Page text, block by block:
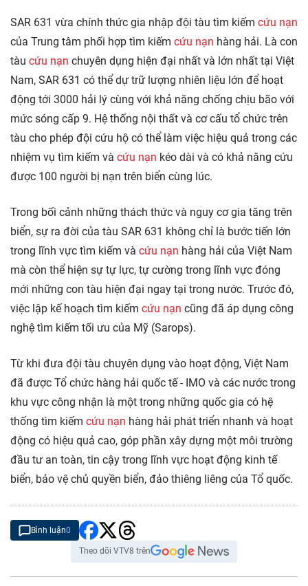
SAR 631 vừa chính thức gia nhập đội tàu tìm kiếm cứu nạn
của Trung tâm phối hợp tìm kiếm cứu nạn hàng hải. Là con
tàu cứu nạn chuyên dụng hiện đại nhất và lớn nhất tại Việt
Nam, SAR 631 có thể dự trữ lượng nhiên liệu lớn để hoạt
động tới 3000 hải lý cùng với khả năng chống chịu bão với
mức sóng cấp 9. Hệ thống nội thất và cơ cấu tổ chức trên
tàu cho phép đội cứu hộ có thể làm việc hiệu quả trong các
nhiệm vụ tìm kiếm và cứu nạn kéo dài và có khả năng cứu
được 100 người bị nạn trên biển cùng lúc.
Trong bối cảnh những thách thức và nguy cơ gia tăng trên
biển, sự ra đời của tàu SAR 631 không chỉ là bước tiến lớn
trong lĩnh vực tìm kiếm và cứu nạn hàng hải của Việt Nam
mà còn thể hiện sự tự lực, tự cường trong lĩnh vực đóng
mới những con tàu hiện đại ngay tại trong nước. Trước đó,
việc lập kế hoạch tìm kiếm cứu nạn cũng đã áp dụng công
nghệ tìm kiếm tối ưu của Mỹ (Sarops).
Từ khi đưa đội tàu chuyên dụng vào hoạt động, Việt Nam
đã được Tổ chức hàng hải quốc tế - IMO và các nước trong
khu vực công nhận là một trong những quốc gia có hệ
thống tìm kiếm cứu nạn hàng hải phát triển nhanh và hoạt
động có hiệu quả cao, góp phần xây dựng một môi trường
đầu tư an toàn, tin cậy trong lĩnh vực hoạt động kinh tế
biển, bảo vệ chủ quyền biển, đảo thiêng liêng của Tổ quốc.
Bình luận0
Theo dõi VTV8 trên